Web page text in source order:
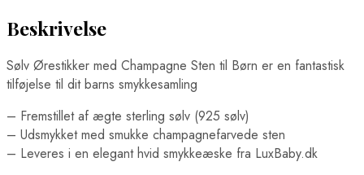
Beskrivelse
Sølv Ørestikker med Champagne Sten til Børn er en fantastisk
tilføjelse til dit barns smykkesamling
– Fremstillet af ægte sterling sølv (925 sølv)
– Udsmykket med smukke champagnefarvede sten
– Leveres i en elegant hvid smykkeæske fra LuxBaby.dk